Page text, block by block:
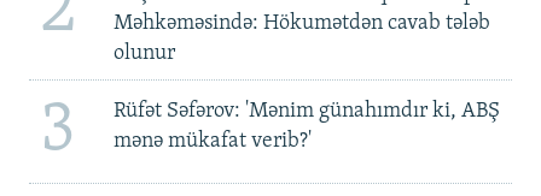
Məhkəməsində: Hökumətdən cavab tələb
olunur
3
Rüfət Səfərov: 'Mənim günahımdır ki, ABŞ
mənə mükafat verib?'